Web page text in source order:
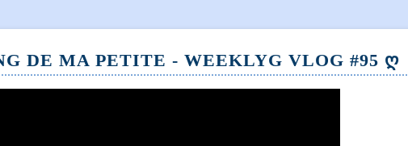
DE MA PETITE - WEEKLYG VLOG #95 Ღ